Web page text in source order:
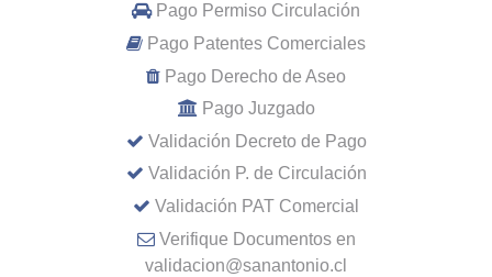
Pago Permiso Circulación
Pago Patentes Comerciales
Pago Derecho de Aseo
Pago Juzgado
Validación Decreto de Pago
Validación P. de Circulación
Validación PAT Comercial
Verifique Documentos en
validacion@sanantonio.cl